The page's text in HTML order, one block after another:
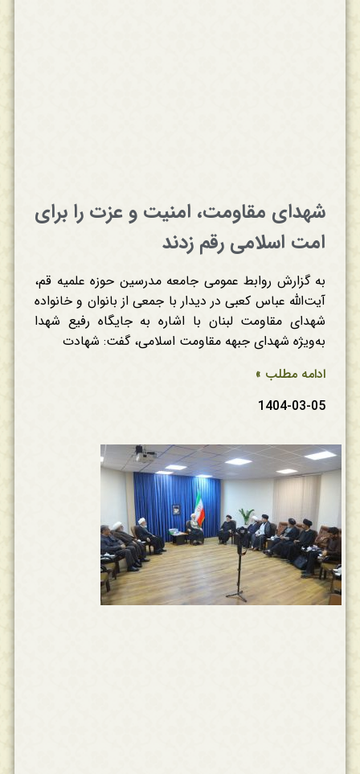
شهدای مقاومت، امنیت و عزت را برای
امت اسلامی رقم زدند
به گزارش روابط عمومی جامعه مدرسین حوزه علمیه قم،
آیت‌الله عباس کعبی در دیدار با جمعی از بانوان و خانواده
شهدای مقاومت لبنان با اشاره به جایگاه رفیع شهدا
به‌ویژه شهدای جبهه مقاومت اسلامی، گفت: شهادت
ادامه مطلب »
1404-03-05